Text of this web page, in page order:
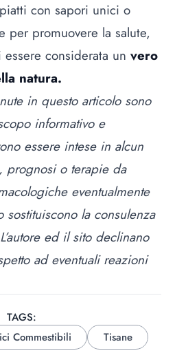
con sapori unici o
per promuovere la salute,
considerata un vero
natura.
in questo articolo sono
informativo e
essere intese in alcun
prognosi o terapie da
eventualmente
sostituiscono la consulenza
ed il sito declinano
ad eventuali reazioni
TAGS:
Commestibili Tisane